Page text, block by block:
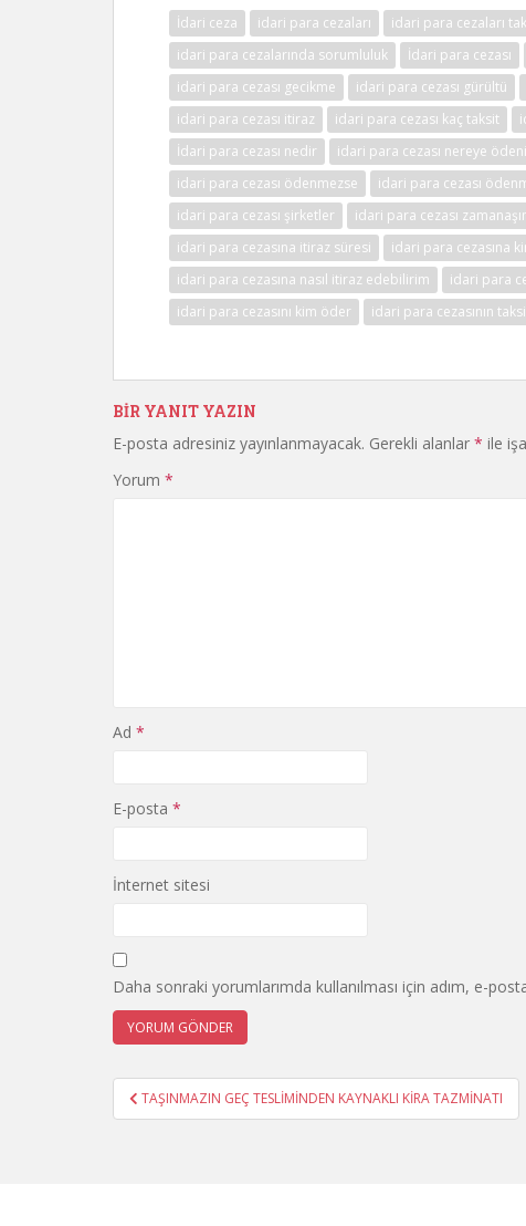
İdari ceza idari para cezaları idari para cezaları
idari para cezalarında sorumluluk
İdari para cezası
idari para cezası gecikme
idari para cezası gürültü
idari para cezası itiraz
idari para cezası kaç taksit
İdari para cezası nedir
idari para cezası nereye
idari para cezası ödenmezse
idari para cezası
idari para cezası şirketler
idari para cezası
idari para cezasına itiraz süresi
idari para cezasına
idari para cezasına nasıl itiraz edebilirim
idari para
idari para cezasını kim öder
idari para cezasının
BIR YANIT YAZIN
E-posta adresiniz yayınlanmayacak. Gerekli alanlar * ile
Yorum *
Ad *
E-posta *
İnternet sitesi
Daha sonraki yorumlarımda kullanılması için adım, e-
Yazı
gezinmesi
TAŞINMAZIN GEÇ TESLİMİNDEN KAYNAKLI KİRA TAZMİNATI